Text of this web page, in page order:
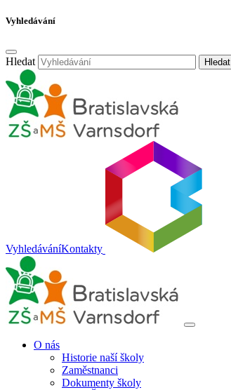
Vyhledávání
Hledat Hledat
VyhledáváníKontakty
O nás
Historie naší školy
Zaměstnanci
Dokumenty školy